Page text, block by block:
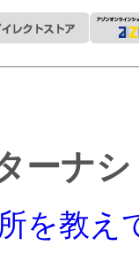
ーナ
を教え